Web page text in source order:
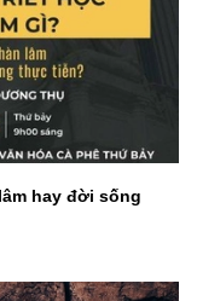
hay đời sống